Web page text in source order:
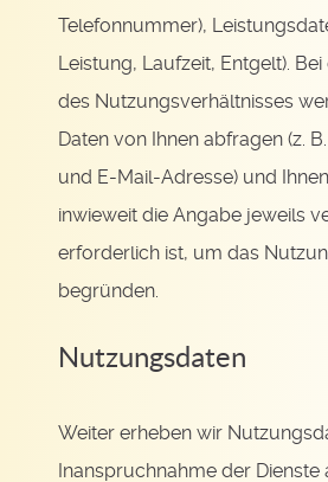
Telefonnummer),
Leistung, Laufzeit, Entgelt).
des Nutzungsverhältnisses
Daten von Ihnen abfragen (z.
und E-Mail-Adresse) und
inwieweit die Angabe jeweils
erforderlich ist, um das
begründen.
Nutzungsdaten
Weiter erheben wir
Inanspruchnahme der Dienste